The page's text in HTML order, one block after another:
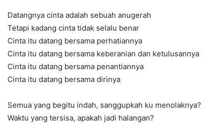
Datangnya cinta adalah sebuah anugerah
Tetapi kadang cinta tidak selalu benar
Cinta itu datang bersama perhatiannya
Cinta itu datang bersama keberanian dan ketulusannya
Cinta itu datang bersama penantiannya
Cinta itu datang bersama dirinya
Semua yang begitu indah, sanggupkah ku menolaknya?
Waktu yang tersisa, apakah jadi halangan?